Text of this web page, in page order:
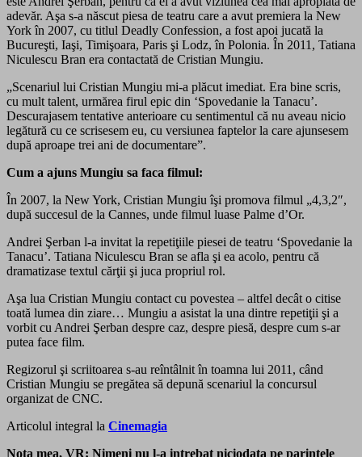
adevăr. Aşa s-a născut piesa de teatru care a avut premiera la New
York în 2007, cu titlul Deadly Confession, a fost apoi jucată la
Bucureşti, Iaşi, Timişoara, Paris şi Lodz, în Polonia. În 2011, Tatiana
Niculescu Bran era contactată de Cristian Mungiu.
„Scenariul lui Cristian Mungiu mi-a plăcut imediat. Era bine scris,
cu mult talent, urmărea firul epic din ‘Spovedanie la Tanacu’.
Descurajasem tentative anterioare cu sentimentul că nu aveau nicio
legătură cu ce scrisesem eu, cu versiunea faptelor la care ajunsesem
după aproape trei ani de documentare”.
Cum a ajuns Mungiu sa faca filmul:
În 2007, la New York, Cristian Mungiu îşi promova filmul „4,3,2″,
după succesul de la Cannes, unde filmul luase Palme d’Or.
Andrei Şerban l-a invitat la repetiţiile piesei de teatru ‘Spovedanie la
Tanacu’. Tatiana Niculescu Bran se afla şi ea acolo, pentru că
dramatizase textul cărţii şi juca propriul rol.
Aşa lua Cristian Mungiu contact cu povestea – altfel decât o citise
toată lumea din ziare… Mungiu a asistat la una dintre repetiţii şi a
vorbit cu Andrei Şerban despre caz, despre piesă, despre cum s-ar
putea face film.
Regizorul şi scriitoarea s-au reîntâlnit în toamna lui 2011, când
Cristian Mungiu se pregătea să depună scenariul la concursul
organizat de CNC.
Articolul integral la Cinemagia
Nota mea, VR: Nimeni nu l-a intrebat niciodata pe parintele